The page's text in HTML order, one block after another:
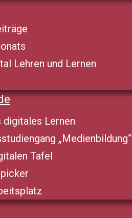
Lehren und Lernen
Lernen
„Medienbildung“
Tafel